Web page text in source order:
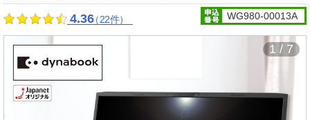
4.36（22件） WG980-00013A
1 / 7